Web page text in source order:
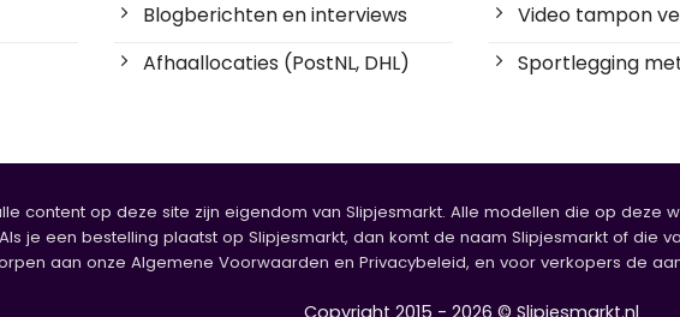
Blogberichten en interviews
Afhaallocaties (PostNL, DHL)
Video tampon
Sportlegging
content op deze site zijn eigendom van Slipjesmarkt. Alle modellen die op deze
je een bestelling plaatst op Slipjesmarkt, dan komt de naam Slipjesmarkt of die
aan onze Algemene Voorwaarden en Privacybeleid, en voor verkopers de
Copyright 2015 - 2026 © Slipjesmarkt.nl